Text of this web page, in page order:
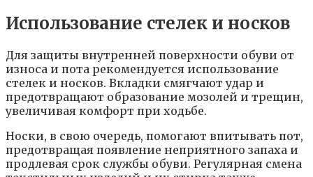
Использование стелек и носков
Для защиты внутренней поверхности обуви от
износа и пота рекомендуется использование
стелек и носков. Вкладки смягчают удар и
предотвращают образование мозолей и трещин,
увеличивая комфорт при ходьбе.
Носки, в свою очередь, помогают впитывать пот,
предотвращая появление неприятного запаха и
продлевая срок службы обуви. Регулярная смена